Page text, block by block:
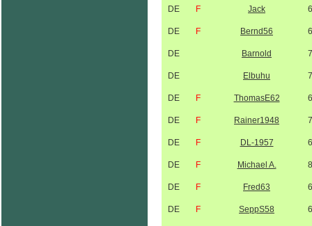
DE F Jack
DE F Bernd56
DE Barnold
DE Elbuhu
DE F ThomasE62
DE F Rainer1948
DE F DL-1957
DE F Michael A.
DE F Fred63
DE F SeppS58